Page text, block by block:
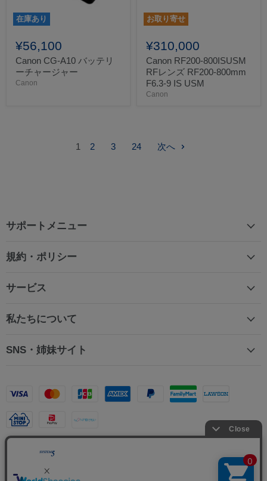
在庫あり
¥56,100
Canon CG-A10 バッテリ
ーチャージャー
Canon
お取り寄せ
¥310,000
Canon RF200-800ISUSM
RFレンズ RF200-800mm
F6.3-9 IS USM
Canon
1 2 3 24 次へ
サポートメニュー
規約・ポリシー
サービス
私たちについて
SNS・姉妹サイト